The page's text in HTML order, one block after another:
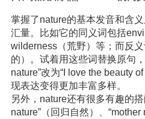
掌握了nature的基本发音和含
汇量。比如它的同义词包括
wilderness（荒野）等；而反
的）。试着用这些词替换原句
nature”改为“I love the beauty
现表达变得更加丰富多样。
另外，nature还有很多有趣的
nature”（回归自然）、“mother